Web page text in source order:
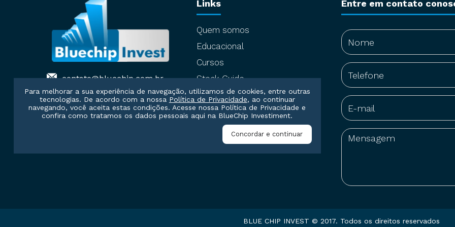
contato@bluechip.com.br
Links
Quem somos
Educacional
Cursos
Stock Guide
Entre em contato
Para melhorar a sua experiência de navegação, utilizamos de cookies, entre outras
tecnologias. De acordo com a nossa Política de Privacidade, ao continuar
navegando, você aceita estas condições. Acesse nossa Política de Privacidade e
confira como tratamos os dados pessoais aqui na BlueChip Investiment.
Concordar e continuar
BLUE CHIP INVEST © 2017. Todos os direitos reservados